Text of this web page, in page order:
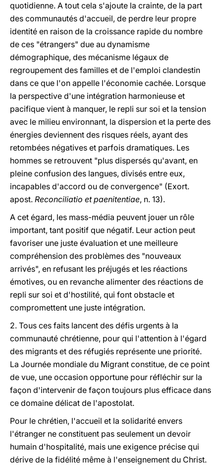
quotidienne. A tout cela s'ajoute la crainte, de la part
des communautés d'accueil, de perdre leur propre
identité en raison de la croissance rapide du nombre
de ces "étrangers" due au dynamisme
démographique, des mécanisme légaux de
regroupement des familles et de l'emploi clandestin
dans ce que l'on appelle l'économie cachée. Lorsque
la perspective d'une intégration harmonieuse et
pacifique vient à manquer, le repli sur soi et la tension
avec le milieu environnant, la dispersion et la perte des
énergies deviennent des risques réels, ayant des
retombées négatives et parfois dramatiques. Les
hommes se retrouvent "plus dispersés qu'avant, en
pleine confusion des langues, divisés entre eux,
incapables d'accord ou de convergence" (Exort.
apost. Reconciliatio et paenitentiae, n. 13).
A cet égard, les mass-média peuvent jouer un rôle
important, tant positif que négatif. Leur action peut
favoriser une juste évaluation et une meilleure
compréhension des problèmes des "nouveaux
arrivés", en refusant les préjugés et les réactions
émotives, ou en revanche alimenter des réactions de
repli sur soi et d'hostilité, qui font obstacle et
compromettent une juste intégration.
2. Tous ces faits lancent des défis urgents à la
communauté chrétienne, pour qui l'attention à l'égard
des migrants et des réfugiés représente une priorité.
La Journée mondiale du Migrant constitue, de ce point
de vue, une occasion opportune pour réfléchir sur la
façon d'intervenir de façon toujours plus efficace dans
ce domaine délicat de l'apostolat.
Pour le chrétien, l'accueil et la solidarité envers
l'étranger ne constituent pas seulement un devoir
humain d'hospitalité, mais une exigence précise qui
dérive de la fidélité même à l'enseignement du Christ.